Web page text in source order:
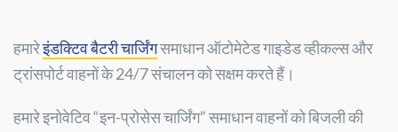
हमारेइंडक्टिव बैटरी चार्जिंगसमाधान ऑटोमेटेड गाइडेड व्हीकल्स और
ट्रांसपोर्ट वाहनों के 24/7 संचालन को सक्षम करते हैं।
हमारे इनोवेटिव “इन-प्रोसेस चार्जिंग” समाधान वाहनों को बिजली की